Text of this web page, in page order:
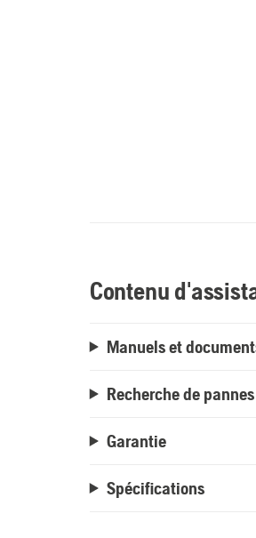
Contenu
Manuels et
Recherche de
Garantie
Spécifications